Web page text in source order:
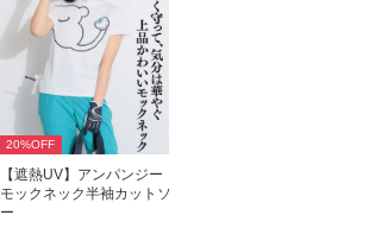
20%OFF
【遮熱UV】アンパンジー
モックネック半袖カットソ
ー